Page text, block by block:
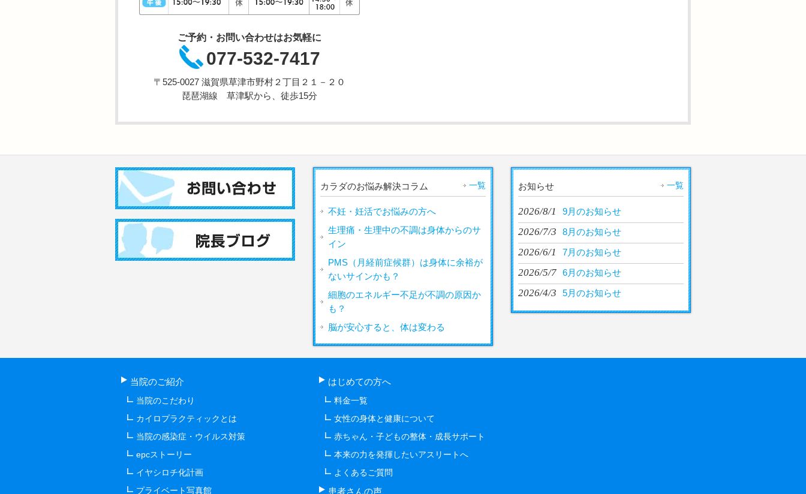
ご予約・お問い合わせはお気軽に
077-532-7417
〒525-0027 滋賀県草津市野村２丁目２１－２０
琵琶湖線 草津駅から、徒歩15分
カラダのお悩み解決コラム 一覧
不妊・妊活でお悩みの方へ
生理痛・生理中の不調は身体からのサ
イン
PMS（月経前症候群）は身体に余裕が
ないサインかも？
細胞のエネルギー不足が不調の原因か
も？
脳が安心すると、体は変わる
お知らせ 一覧
2026/8/1 9月のお知らせ
2026/7/3 8月のお知らせ
2026/6/1 7月のお知らせ
2026/5/7 6月のお知らせ
2026/4/3 5月のお知らせ
当院のご紹介
当院のこだわり
カイロプラクティックとは
当院の感染症・ウイルス対策
epcストーリー
イヤシロチ化計画
プライベート写真館
はじめての方へ
料金一覧
女性の身体と健康について
赤ちゃん・子どもの整体・成長サポート
本来の力を発揮したいアスリートへ
よくあるご質問
患者さんの声